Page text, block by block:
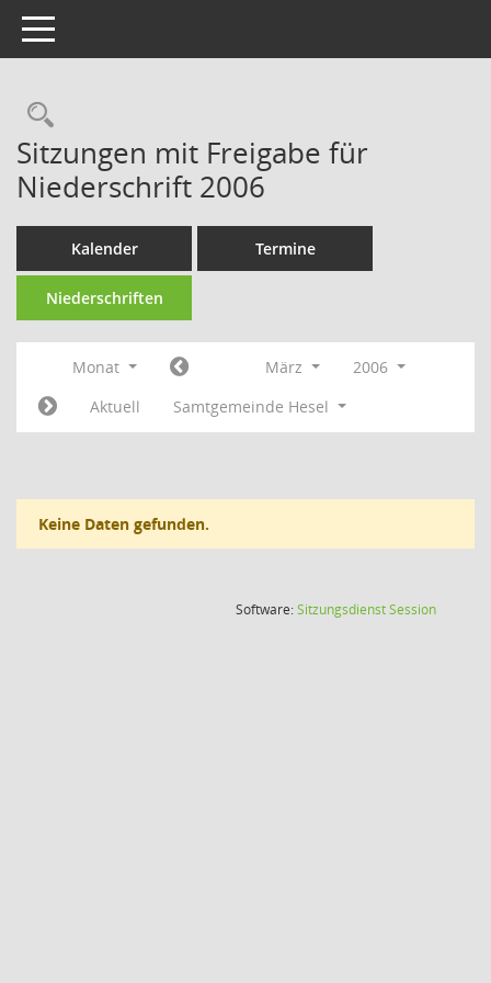
Toggle navigation
Rechercheauswahl
Sitzungen mit Freigabe für
Niederschrift 2006
Kalender Termine
Niederschriften
Monat März
2006
Aktuell
Samtgemeinde Hesel
Keine Daten gefunden.
Software:SitzungsdienstSession(Wird in